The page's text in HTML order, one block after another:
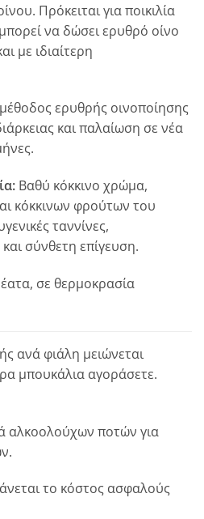
Πρόκειται για ποικιλία
να δώσει ερυθρό οίνο
με ιδιαίτερη
ερυθρής οινοποίησης
και παλαίωση σε νέα
Βαθύ κόκκινο χρώμα,
κόκκινων φρούτων του
ταννίνες,
σύνθετη επίγευση.
σε θερμοκρασία
ανά φιάλη μειώνεται
μπουκάλια αγοράσετε.
αλκοολούχων ποτών για
το κόστος ασφαλούς